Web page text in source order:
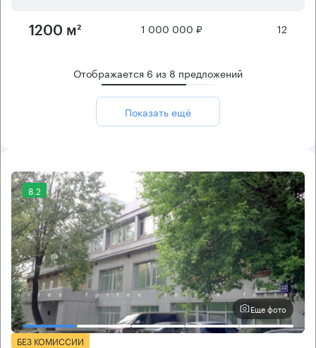
1200 м² 1 000 000 ₽ 12
Отображается 6 из 8 предложений
Показать ещё
8.2
Еще фото
БЕЗ КОМИССИИ